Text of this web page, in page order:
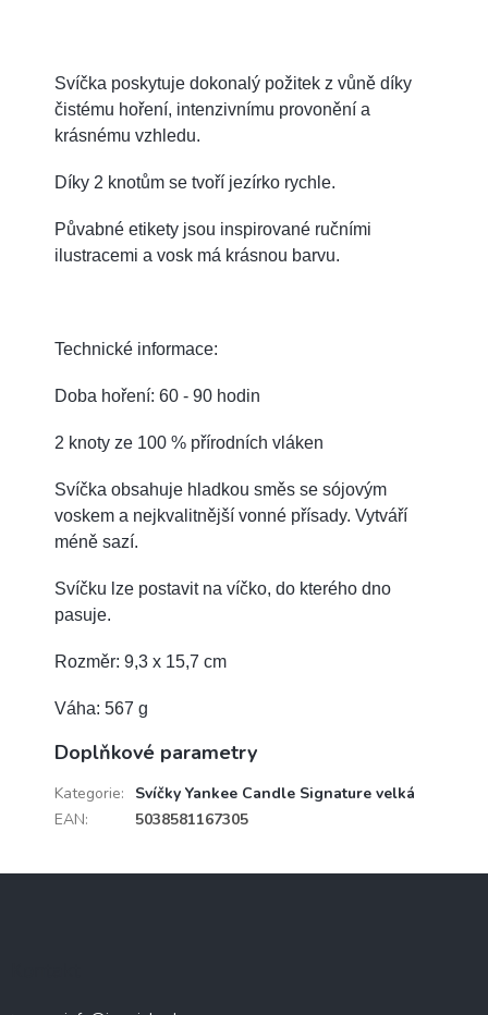
Svíčka poskytuje dokonalý požitek z vůně díky
čistému hoření, intenzivnímu provonění a
krásnému vzhledu.
Díky 2 knotům se tvoří jezírko rychle.
Půvabné etikety jsou inspirované ručními
ilustracemi a vosk má krásnou barvu.
Technické informace:
Doba hoření: 60 - 90 hodin
2 knoty ze 100 % přírodních vláken
Svíčka obsahuje hladkou směs se sójovým
voskem a nejkvalitnější vonné přísady. Vytváří
méně sazí.
Svíčku lze postavit na víčko, do kterého dno
pasuje.
Rozměr: 9,3 x 15,7 cm
Váha: 567 g
Doplňkové parametry
Kategorie:
Svíčky Yankee Candle Signature velká
EAN: 5038581167305